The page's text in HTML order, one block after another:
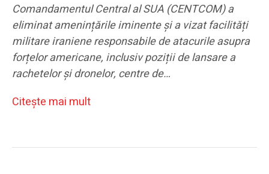
Comandamentul Central al SUA (CENTCOM) a
eliminat amenințările iminente și a vizat facilități
militare iraniene responsabile de atacurile asupra
forțelor americane, inclusiv poziții de lansare a
rachetelor și dronelor, centre de…
Citeşte mai mult